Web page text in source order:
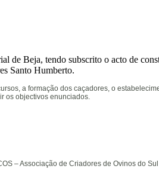
de Beja, tendo subscrito o acto de
Santo Humberto.
a formação dos caçadores, o
os objectivos enunciados.
– Associação de Criadores de Ovinos do Sul